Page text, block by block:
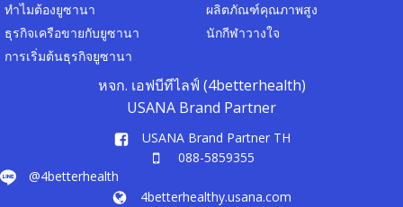
ทำไมต้องยูซานา
ธุรกิจเครือขายกับยูซานา
การเริ่มต้นธุรกิจยูซานา
ผลิตภัณฑ์คุณภาพสูง
นักกีฬาวางใจ
หจก. เอฟบีทีไลฟ์ (4betterhealth)
USANA Brand Partner
USANA Brand Partner TH
088-5859355
@4betterhealth
4betterhealthy.usana.com